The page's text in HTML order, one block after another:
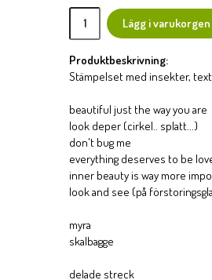
Lägg i varukorgen
Produktbeskrivning:
Stämpelset med insekter,
beautiful just the way you are
look deper (cirkel.. splatt...)
don't bug me
everything deserves to be
inner beauty is way more
look and see (på
myra
skalbagge
delade streck